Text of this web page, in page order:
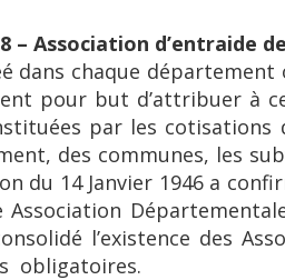
– Association d’entraide
dans chaque
pour but d’attribuer à
par les cotisations
des communes, les
du 14 Janvier 1946 a
Association
l’existence des
obligatoires.